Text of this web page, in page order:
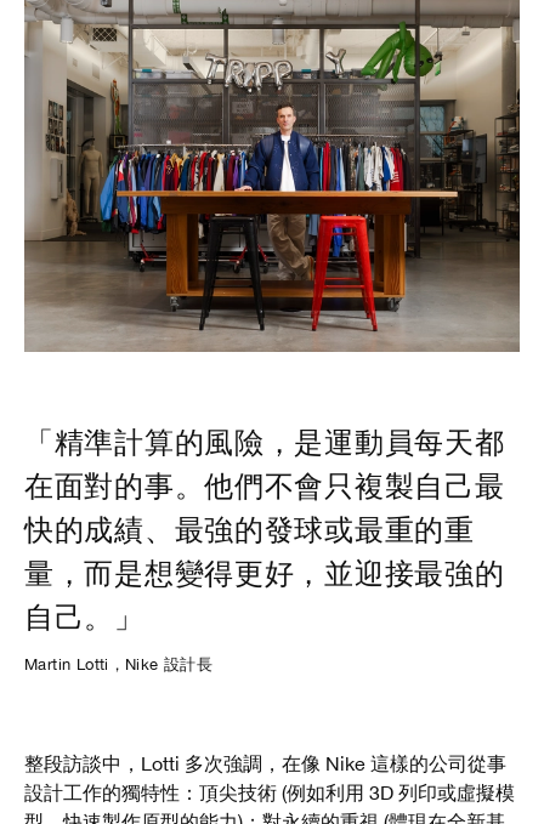
「精準計算的風險，是運動員每天都
在面對的事。他們不會只複製自己最
快的成績、最強的發球或最重的重
量，而是想變得更好，並迎接最強的
自己。」
Martin Lotti，Nike 設計長
整段訪談中，Lotti 多次強調，在像 Nike 這樣的公司從事
設計工作的獨特性：頂尖技術 (例如利用 3D 列印或虛擬模